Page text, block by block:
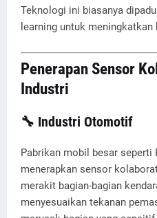
Teknologi ini biasanya
learning untuk
Penerapan Sensor
Industri
🔧 Industri Otomotif
Pabrikan mobil besar seperti
menerapkan sensor
merakit bagian-bagian
menyesuaikan tekanan